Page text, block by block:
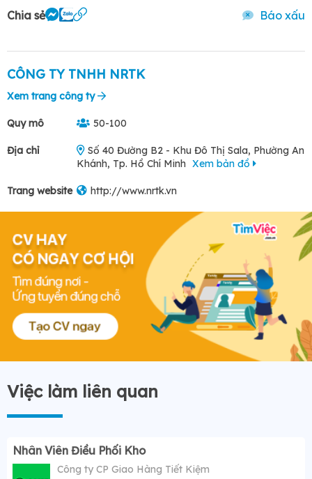
Chia sẻ Báo xấu
CÔNG TY TNHH NRTK
Xem trang công ty
Quy mô 50-100
Địa chỉ
Số 40 Đường B2 - Khu Đô Thị Sala, Phường An
Khánh, Tp. Hồ Chí Minh Xem bản đồ
Trang website http://www.nrtk.vn
Việc làm liên quan
Nhân Viên Điều Phối Kho
Công ty CP Giao Hàng Tiết Kiệm